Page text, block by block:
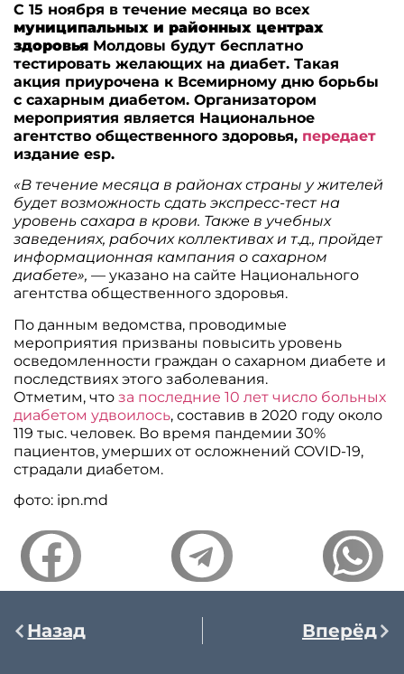
С 15 ноября в течение месяца во всех
муниципальных и районных центрах
здоровья Молдовы будут бесплатно
тестировать желающих на диабет. Такая
акция приурочена к Всемирному дню борьбы
с сахарным диабетом. Организатором
мероприятия является Национальное
агентство общественного здоровья, передает
издание esp.
«В течение месяца в районах страны у жителей
будет возможность сдать экспресс-тест на
уровень сахара в крови. Также в учебных
заведениях, рабочих коллективах и т.д., пройдет
информационная кампания о сахарном
диабете», — указано на сайте Национального
агентства общественного здоровья.
По данным ведомства, проводимые
мероприятия призваны повысить уровень
осведомленности граждан о сахарном диабете и
последствиях этого заболевания.
Отметим, чтоза последние 10 лет число больных
диабетом удвоилось, составив в 2020 году около
119 тыс. человек. Во время пандемии 30%
пациентов, умерших от осложнений COVID-19,
страдали диабетом.
фото: ipn.md
Назад Вперёд